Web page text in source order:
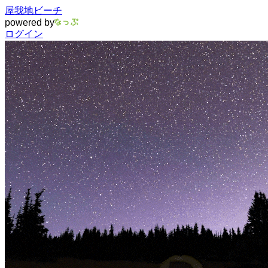
屋我地ビーチ
powered by
ログイン